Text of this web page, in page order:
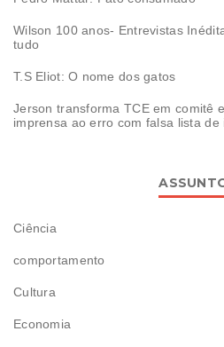
Wilson 100 anos- Entrevistas
tudo
T.S Eliot: O nome dos gatos
Jerson transforma TCE em comitê
imprensa ao erro com falsa lista de
Ciência
comportamento
Cultura
Economia